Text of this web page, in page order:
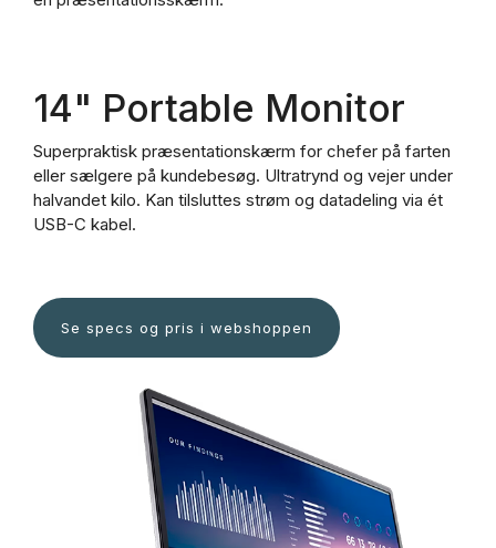
14" Portable Monitor
Superpraktisk præsentationskærm for chefer på farten
eller sælgere på kundebesøg. Ultratrynd og vejer under
halvandet kilo. Kan tilsluttes strøm og datadeling via ét
USB-C kabel.
Se specs og pris i webshoppen